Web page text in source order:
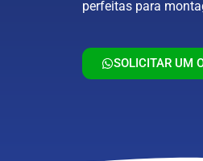
perfeitas para
SOLICITAR UM